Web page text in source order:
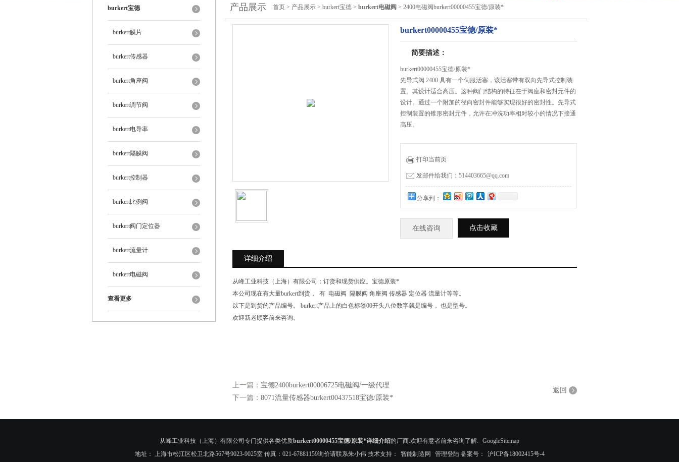
burkert宝德
burkert膜片
burkert传感器
burkert角座阀
burkert调节阀
burkert电导率
burkert隔膜阀
burkert控制器
burkert比例阀
burkert阀门定位器
burkert流量计
burkert电磁阀
查看更多
产品展示 首页 > 产品展示 > burkert宝德 > burkert电磁阀 > 2400电磁阀burkert00000455宝德/原装*
burkert00000455宝德/原装*
简要描述：
burkert00000455宝德/原装*
先导式阀 2400 具有一个伺服活塞，该活塞带有双向先导式控制装
置。其设计适合高压。这种阀门结构的特征在于阀座和密封元件的
设计。通过一个附加的径向密封件能够实现很好的密封性。先导式
控制装置的锥形密封元件，允许在冲洗功率相对较小的情况下接通
高压。
打印当前页
发邮件给我们：514403665@qq.com
分享到：
在线咨询 点击收藏
详细介绍
从峰工业科技（上海）有限公司：订货和现货供应。宝德原装*
本公司现在有大量burkert到货， 有 电磁阀 隔膜阀 角座阀 传感器 定位器 流量计等等。
以下是到货的产品编号。 burkert产品上的白色标签00开头八位数字就是编号， 也是型号。
欢迎新老顾客前来咨询。
上一篇： 宝德2400burkert00006725电磁阀/一级代理
下一篇： 8071流量传感器burkert00437518宝德/原装*
返回
从峰工业科技（上海）有限公司专门提供各类优质burkert00000455宝德/原装*详细介绍的厂商.欢迎有意者前来咨询了解.
GoogleSitemap
地址： 上海市松江区松卫北路567号9023-9025室 传真：021-67881159询价请联系朱小伟 技术支持：
智能制造网 管理登陆备案号： 沪ICP备18002415号-4